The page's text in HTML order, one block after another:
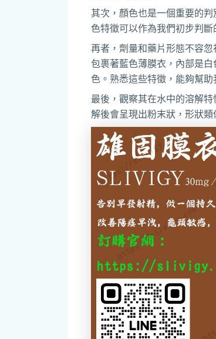
其次，顏色也是一個重要的判
色特徵可以作為我們初步判斷
再者，劑量和藥片形態不容
包裹著藍色薄膜衣，內部是
色。熟悉這些特徵，能夠幫
最後，觀察其在水中的溶解特
解後會呈現出粉末狀，形狀